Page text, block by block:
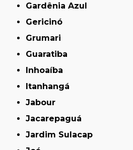
Gardênia Azul
Gericinó
Grumari
Guaratiba
Inhoaíba
Itanhangá
Jabour
Jacarepaguá
Jardim Sulacap